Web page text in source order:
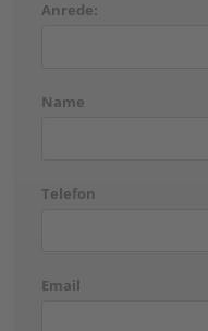
Anrede:
Name
Telefon
Email